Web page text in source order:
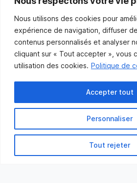
Nous utilisons des cookies pour
expérience de navigation, diffuser
contenus personnalisés et analyser
cliquant sur « Tout accepter », vous
utilisation des cookies. Politique de
Personnaliser
Tout rejeter
Accepter tout
418 986-3100
Composez le 1 en tout temps pour
Abonnez-vous
Abonnez-vous pour recevoir
de la Municipalité par courriel.